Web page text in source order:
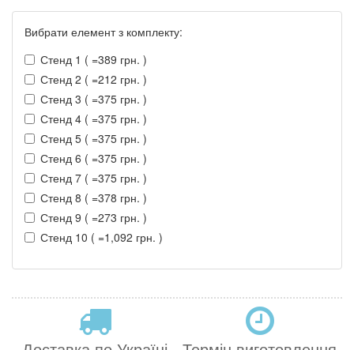
Вибрати елемент з комплекту:
Стенд 1 ( =389 грн. )
Стенд 2 ( =212 грн. )
Стенд 3 ( =375 грн. )
Стенд 4 ( =375 грн. )
Стенд 5 ( =375 грн. )
Стенд 6 ( =375 грн. )
Стенд 7 ( =375 грн. )
Стенд 8 ( =378 грн. )
Стенд 9 ( =273 грн. )
Стенд 10 ( =1,092 грн. )